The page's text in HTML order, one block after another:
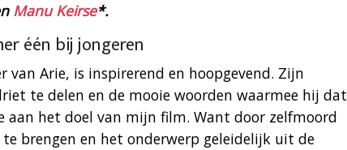
Manu Keirse*.
één bij jongeren
van Arie, is inspirerend en hoopgevend. Zijn
te delen en de mooie woorden waarmee hij dat
aan het doel van mijn film. Want door zelfmoord
brengen en het onderwerp geleidelijk uit de